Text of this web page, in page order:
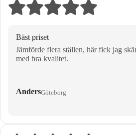
Bäst priset
Jämförde flera ställen, här fick jag
med bra kvalitet.
AndersGöteborg